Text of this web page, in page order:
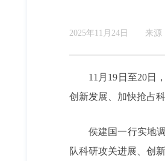
2025年11月24日 来源
11月19日至20日
创新发展、加快抢占
侯建国一行实地
队科研攻关进展、创